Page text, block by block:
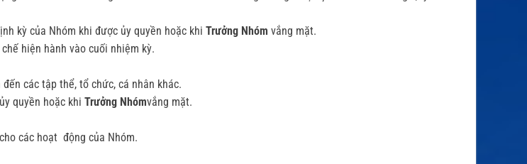
kỳ của Nhóm khi được ủy quyền hoặc khi Trưởng Nhóm vắng mặt.
hiện hành vào cuối nhiệm kỳ.
các tập thể, tổ chức, cá nhân khác.
quyền hoặc khi Trưởng Nhómvắng mặt.
các hoạt động của Nhóm.